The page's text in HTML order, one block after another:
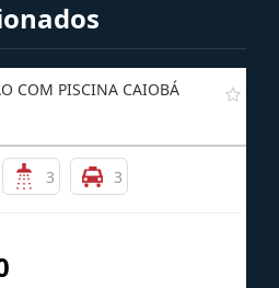
COM PISCINA CAIOBÁ